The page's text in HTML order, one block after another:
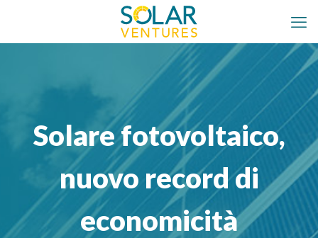
Solare fotovoltaico,
nuovo record di
economicità